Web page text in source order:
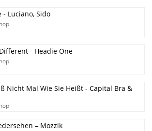
- Luciano, Sido
- Headie One
Nicht Mal Wie Sie Heißt - Capital Bra &
– Mozzik